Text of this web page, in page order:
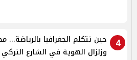
4
حين تتكلم الجغرافيا بالرياضة...
وزلزال الهوية في الشارع التركي